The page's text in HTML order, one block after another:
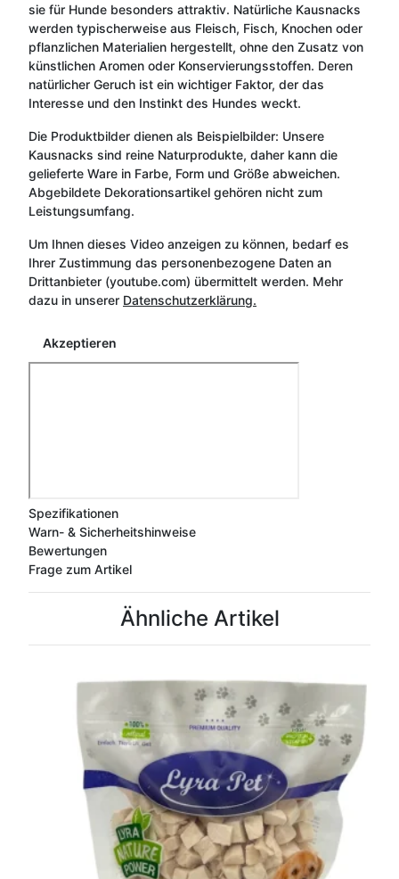
sie für Hunde besonders attraktiv. Natürliche Kausnacks
werden typischerweise aus Fleisch, Fisch, Knochen oder
pflanzlichen Materialien hergestellt, ohne den Zusatz von
künstlichen Aromen oder Konservierungsstoffen. Deren
natürlicher Geruch ist ein wichtiger Faktor, der das
Interesse und den Instinkt des Hundes weckt.
Die Produktbilder dienen als Beispielbilder: Unsere
Kausnacks sind reine Naturprodukte, daher kann die
gelieferte Ware in Farbe, Form und Größe abweichen.
Abgebildete Dekorationsartikel gehören nicht zum
Leistungsumfang.
Um Ihnen dieses Video anzeigen zu können, bedarf es
Ihrer Zustimmung das personenbezogene Daten an
Drittanbieter (youtube.com) übermittelt werden. Mehr
dazu in unserer Datenschutzerklärung.
Akzeptieren
Spezifikationen
Warn- & Sicherheitshinweise
Bewertungen
Frage zum Artikel
Ähnliche Artikel